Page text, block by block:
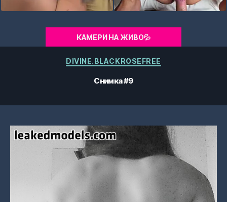
КАМЕРИ НА ЖИВО💦
Категории
DIVINE.BLACKROSEFREE
Снимка #9